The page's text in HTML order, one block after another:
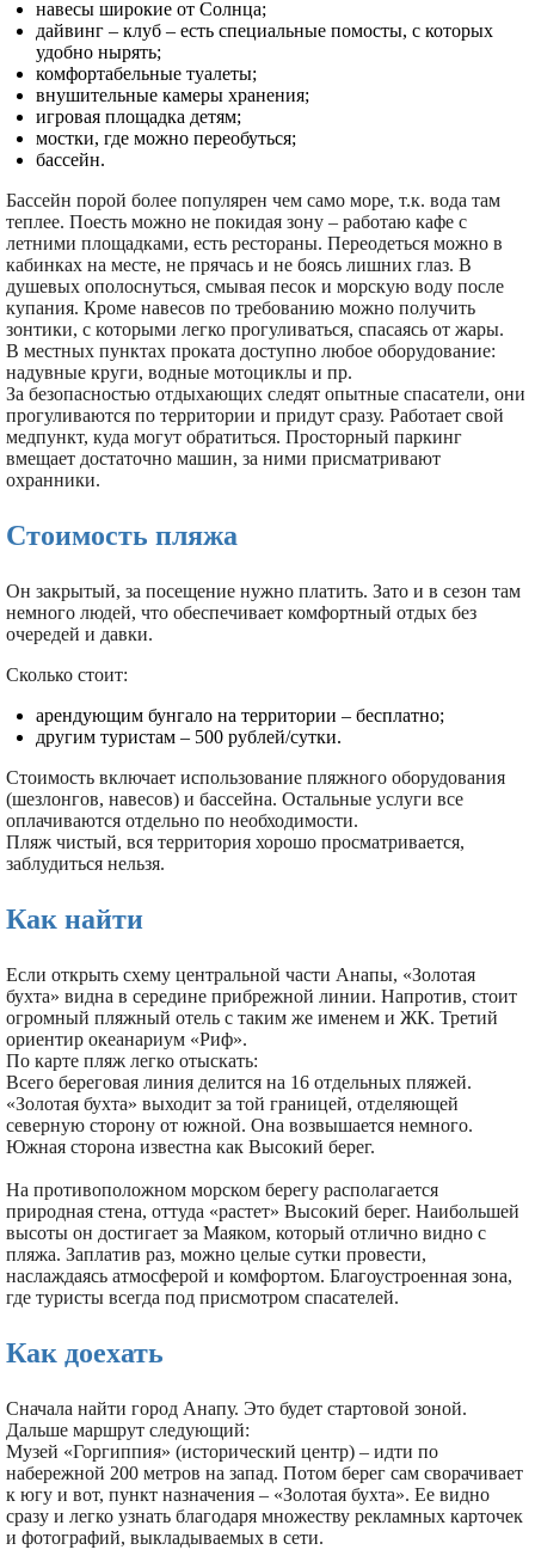
навесы широкие от Солнца;
дайвинг – клуб – есть специальные помосты, с которых
удобно нырять;
комфортабельные туалеты;
внушительные камеры хранения;
игровая площадка детям;
мостки, где можно переобуться;
бассейн.
Бассейн порой более популярен чем само море, т.к. вода там
теплее. Поесть можно не покидая зону – работаю кафе с
летними площадками, есть рестораны. Переодеться можно в
кабинках на месте, не прячась и не боясь лишних глаз. В
душевых ополоснуться, смывая песок и морскую воду после
купания. Кроме навесов по требованию можно получить
зонтики, с которыми легко прогуливаться, спасаясь от жары.
В местных пунктах проката доступно любое оборудование:
надувные круги, водные мотоциклы и пр.
За безопасностью отдыхающих следят опытные спасатели, они
прогуливаются по территории и придут сразу. Работает свой
медпункт, куда могут обратиться. Просторный паркинг
вмещает достаточно машин, за ними присматривают
охранники.
Стоимость пляжа
Он закрытый, за посещение нужно платить. Зато и в сезон там
немного людей, что обеспечивает комфортный отдых без
очередей и давки.
Сколько стоит:
арендующим бунгало на территории – бесплатно;
другим туристам – 500 рублей/сутки.
Стоимость включает использование пляжного оборудования
(шезлонгов, навесов) и бассейна. Остальные услуги все
оплачиваются отдельно по необходимости.
Пляж чистый, вся территория хорошо просматривается,
заблудиться нельзя.
Как найти
Если открыть схему центральной части Анапы, «Золотая
бухта» видна в середине прибрежной линии. Напротив, стоит
огромный пляжный отель с таким же именем и ЖК. Третий
ориентир океанариум «Риф».
По карте пляж легко отыскать:
Всего береговая линия делится на 16 отдельных пляжей.
«Золотая бухта» выходит за той границей, отделяющей
северную сторону от южной. Она возвышается немного.
Южная сторона известна как Высокий берег.
На противоположном морском берегу располагается
природная стена, оттуда «растет» Высокий берег. Наибольшей
высоты он достигает за Маяком, который отлично видно с
пляжа. Заплатив раз, можно целые сутки провести,
наслаждаясь атмосферой и комфортом. Благоустроенная зона,
где туристы всегда под присмотром спасателей.
Как доехать
Сначала найти город Анапу. Это будет стартовой зоной.
Дальше маршрут следующий:
Музей «Горгиппия» (исторический центр) – идти по
набережной 200 метров на запад. Потом берег сам сворачивает
к югу и вот, пункт назначения – «Золотая бухта». Ее видно
сразу и легко узнать благодаря множеству рекламных карточек
и фотографий, выкладываемых в сети.